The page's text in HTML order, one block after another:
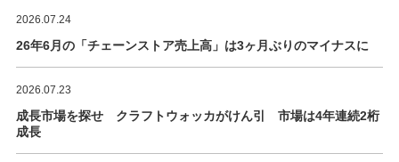
2026.07.24
26年6月の「チェーンストア売上高」は3ヶ月ぶりのマイナスに
2026.07.23
成長市場を探せ クラフトウォッカがけん引 市場は4年連続2桁
成長